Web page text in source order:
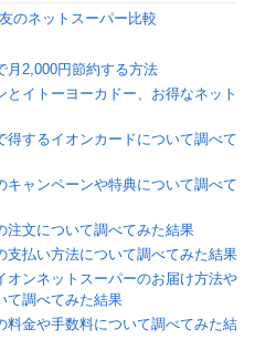
のネットスーパー比較
月2,000円節約する方法
とイトーヨーカドー、お得なネット
得するイオンカードについて調べて
キャンペーンや特典について調べて
注文について調べてみた結果
支払い方法について調べてみた結果
オンネットスーパーのお届け方法や
て調べてみた結果
料金や手数料について調べてみた結